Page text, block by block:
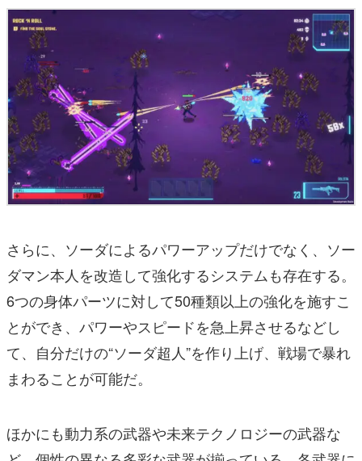
さらに、ソーダによるパワーアップだけでなく、ソー
ダマン本人を改造して強化するシステムも存在する。
6つの身体パーツに対して50種類以上の強化を施すこ
とができ、パワーやスピードを急上昇させるなどし
て、自分だけの“ソーダ超人”を作り上げ、戦場で暴れ
まわることが可能だ。
ほかにも動力系の武器や未来テクノロジーの武器な